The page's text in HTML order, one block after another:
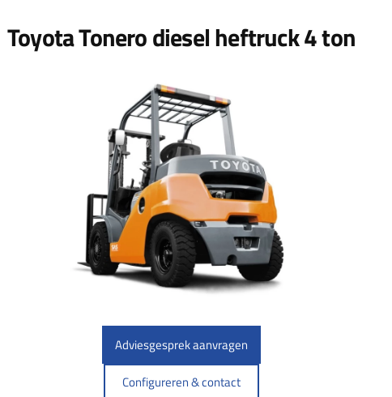
Toyota Tonero diesel heftruck 4 ton
Adviesgesprek aanvragen
Configureren & contact